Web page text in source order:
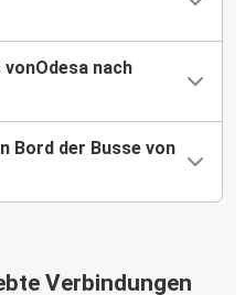
nach
Bord der Busse von
Verbindungen